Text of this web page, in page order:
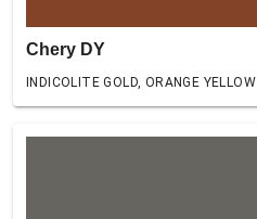
Chery DY
INDICOLITE GOLD, ORANGE YELLOW